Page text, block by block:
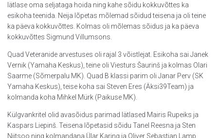
lätlase oma seljataga hoida ning kahe sõidu kokkuvõttes ka
esikoha teenida. Neija lõpetas mõlemad sõidud teisena ja oli teine
ka päeva kokkuvõttes. Kolmas oli mõlemas sõidus ja ka päeva
kokkuvõttes Sigmund Villumsons.
Quad Veteranide arvestuses oli rajal 3 võistlejat. Esikoha sai Janek
Vernik (Yamaha Keskus), teine oli Viesturs Šaurinš ja kolmas Olari
Saarme (Sõmerpalu MK). Quad B klassi parim oli Janar Perv (SK
Yamaha Keskus), teise koha sai Steven Eres (Äksi39Team) ja
kolmanda koha Mihkel Mürk (Paikuse MK).
Külgvankritel olid avasõidus parimad lätlased Mairis Rupeiks ja
Kaspars Liepinš. Teisena lõpetasid sõidu Tanel Reesna ja Sten
Niitsoo ning kolmandana Ülar Karing ja Oliver Sebastian Lamp